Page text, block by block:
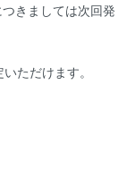
きましては次回発
ただけます。